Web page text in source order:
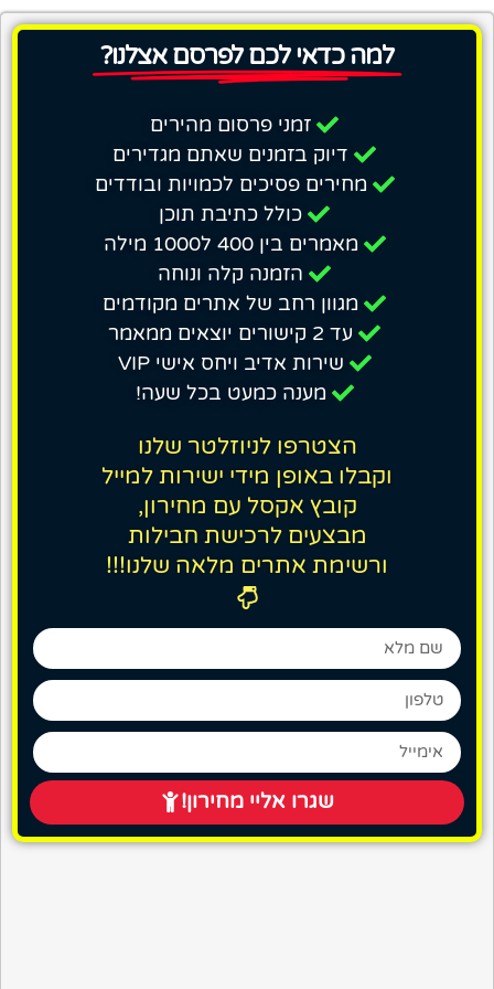
למה כדאי לכם לפרסם אצלנו?
זמני פרסום מהירים
דיוק בזמנים שאתם מגדירים
מחירים פסיכים לכמויות ובודדים
כולל כתיבת תוכן
מאמרים בין 400 ל1000 מילה
הזמנה קלה ונוחה
מגוון רחב של אתרים מקודמים
עד 2 קישורים יוצאים ממאמר
שירות אדיב ויחס אישי VIP
מענה כמעט בכל שעה!
הצטרפו לניוזלטר שלנו
וקבלו באופן מידי ישירות למייל
קובץ אקסל עם מחירון,
מבצעים לרכישת חבילות
ורשימת אתרים מלאה שלנו!!!
שגרו אליי מחירון!